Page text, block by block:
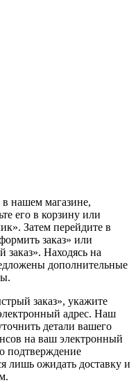
нашем магазине,
его в корзину или
Затем перейдите в
заказ» или
заказ». Находясь на
дополнительные
заказ», укажите
адрес. Наш
детали вашего
на ваш электронный
подтверждение
лишь ожидать доставку и